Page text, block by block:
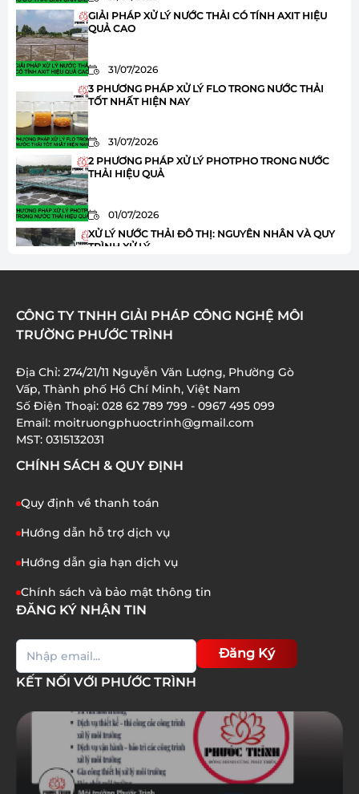
31/07/2026
GIẢI PHÁP XỬ LÝ NƯỚC THẢI CÓ TÍNH AXIT HIỆU
31/07/2026
3 PHƯƠNG PHÁP XỬ LÝ FLO TRONG NƯỚC THẢI
31/07/2026
2 PHƯƠNG PHÁP XỬ LÝ PHOTPHO TRONG NƯỚC
01/07/2026
XỬ LÝ NƯỚC THẢI ĐÔ THỊ: NGUYÊN NHÂN VÀ QUY
HÓA CHẤT JAVEN TRONG XỬ LÝ NƯỚC THẢI: ƯU
ĐIỂM VÀ ỨNG DỤNG
01/07/2026
XỬ LÝ AMONI TRONG NƯỚC THẢI: 8 BƯỚC QUAN
TRỌNG BẠN CẦN BIẾT
CÔNG TY TNHH GIẢI PHÁP CÔNG NGHỆ MÔI
Địa Chỉ: 274/21/11 Nguyễn Văn Lượng, Phường Gò
Vấp, Thành phố Hồ Chí Minh, Việt Nam
Số Điện Thoại: 028 62 789 799 - 0967 495 099
Email: moitruongphuoctrinh@gmail.com
CHÍNH SÁCH & QUY ĐỊNH
Quy định về thanh toán
Hướng dẫn hỗ trợ dịch vụ
Hướng dẫn gia hạn dịch vụ
Chính sách và bảo mật thông tin
ĐĂNG KÝ NHẬN TIN
Đăng Ký